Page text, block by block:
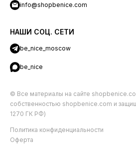
info@shopbenice.com
НАШИ СОЦ. СЕТИ
be_nice_moscow
be_nice
© Все материалы на сайте
собственностью shopbenice.com и
1270 ГК РФ)
Политика конфиденциальности
Оферта